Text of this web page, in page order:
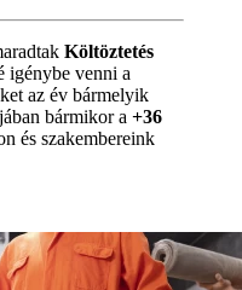
Költöztetés
igénybe venni a
az év bármelyik
bármikor a +36
és szakembereink